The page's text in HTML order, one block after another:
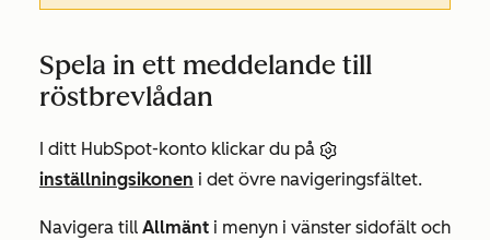
Spela in ett meddelande till
röstbrevlådan
I ditt HubSpot-konto klickar du på
inställningsikonen i det övre navigeringsfältet.
Navigera till Allmänt i menyn i vänster sidofält och